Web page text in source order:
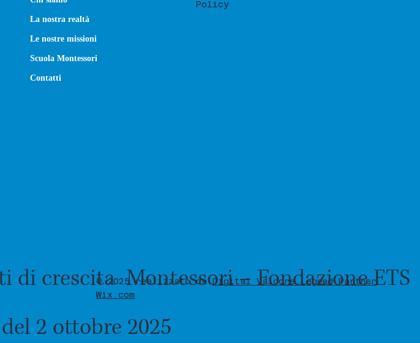
La nostra realtà
Le nostre missioni
Scuola Montessori
Contatti
Policy
di crescita Montessori – Fondazione ETS
2 ottobre 2025
© 2025 realizzato daDigital Valcore Legend Partner
Wix.com